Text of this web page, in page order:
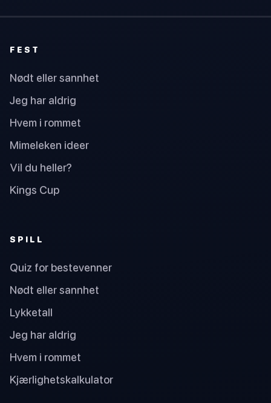
FEST
Nødt eller sannhet
Jeg har aldrig
Hvem i rommet
Mimeleken ideer
Vil du heller?
Kings Cup
SPILL
Quiz for bestevenner
Nødt eller sannhet
Lykketall
Jeg har aldrig
Hvem i rommet
Kjærlighetskalkulator